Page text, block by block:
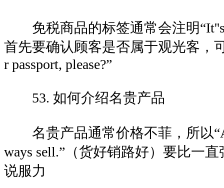
免税商品的标签通常会注明“It''s
首先要确认顾客是否属于观光客，
r passport, please?”
53. 如何介绍名贵产品
名贵产品通常价格不菲，所以“A
ways sell.”（货好销路好）要比一直
说服力